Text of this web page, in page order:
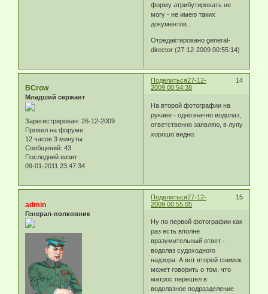
форму атрибутировать не
могу - не имею таких
документов..
Отредактировано general-
director (27-12-2009 00:55:14)
Поделиться 14
27-12-
2009 00:54:38
BCrow
Младший сержант
Зарегистрирован: 26-12-2009
Провел на форуме:
12 часов 3 минуты
Сообщений: 43
Последний визит:
09-01-2011 23:47:34
На второй фотографии на
рукаве - однозначно водолаз,
ответственно заявляю, в лупу
хорошо видно.
Поделиться 15
27-12-
2009 00:55:05
admin
Генерал-полковник
Ну по первой фотографии как
раз есть вполне
вразумительный ответ -
водолаз судоходного
надзора. А вот второй снимок
может говорить о том, что
матрос перешел в
водолазное подразделение